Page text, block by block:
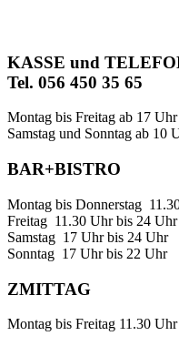
KASSE und
Tel. 056 450 35 65
Montag bis Freitag ab 17 Uhr
Samstag und Sonntag ab 10
BAR+BISTRO
Montag bis Donnerstag
Freitag 11.30 Uhr bis 24 Uhr
Samstag 17 Uhr bis 24 Uhr
Sonntag 17 Uhr bis 22 Uhr
ZMITTAG
Montag bis Freitag 11.30